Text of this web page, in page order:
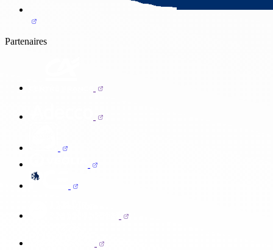
Partenaires